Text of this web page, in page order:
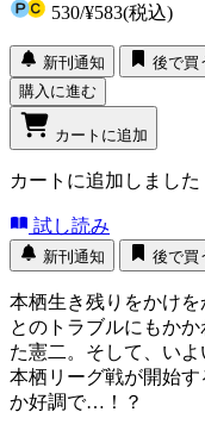
530/¥583(税込)
新刊通知
後で買
購入に進む
カートに追加
カートに追加しました
試し読み
新刊通知 後で買
本栖生き残りをかけ
とのトラブルにもか
た憲二。そして、い
本栖リーグ戦が開始
か好調で…！？